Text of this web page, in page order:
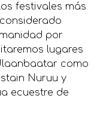
festivales más
por
lugares
como
Nuruu y
ecuestre de